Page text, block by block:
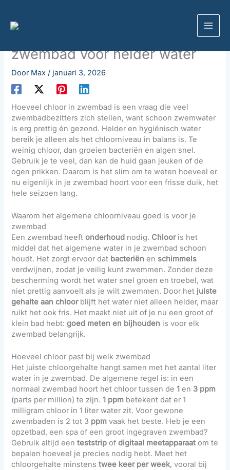
zwembad voor helder water
Door Max/ januari 3, 2026
Hoeveel chloor in zwembad is een vraag die veel
zwembadbezitters zich stellen, want schoon zwemwater
is erg prettig én gezond. Helder en hygiënisch water
bereik je alleen als het chloorniveau in balans is. Te
weinig chloor, dan groeien bacteriën en algen snel.
Gebruik je te veel, dan kan de huid gaan jeuken of de
ogen prikken. Daarom is het slim om te weten hoeveel er
nu eigenlijk in je zwembad hoort voor een frisse duik, het
hele seizoen lang.
Waarom het algemene chloorniveau goed is voor je
zwembad
Een zwembad heeftonderhoud nodig. Chlooris het
middel dat het algemene water in je zwembad schoon
houdt. Het zorgt ervoor dat bacteriën en schimmels
verdwijnen, zodat je veilig kunt zwemmen. Zonder deze
bescherming wordt het water snel groen en troebel, wat
niet prettig aanvoelt als je wilt zwemmen. Door het juiste
gehalte aan chloorblijft het water niet alleen helder, maar
ruikt het ook fris. Het maakt niet uit of je nu een groot of
klein bad hebt:goed meten en bijhouden is voor elk
zwembad belangrijk.
Hoeveel chloor past bij welk zwembad
Het juiste chloorgehalte hangt samen met het aantal liter
water in je zwembad. De algemene regel is: in een
normaal zwembad hoort het chloor tussen de1 en 3 ppm
(parts per million) te zijn.1 ppm betekent dat er 1
milligram chloor in 1 liter water zit. Voor gewone
zwembaden is 2 tot 3 ppm vaak het beste. Heb je een
opzetbad, een spa of een groot ingegraven zwembad?
Gebruik altijd eenteststrip ofdigitaal meetapparaat om te
bepalen hoeveel je precies nodig hebt. Meet het
chloorgehalte minstenstwee keer per week, vooral bij